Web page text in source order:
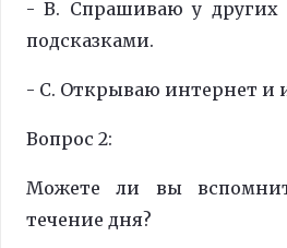
- B. Спрашиваю у
подсказками.
- C. Открываю интернет и
Вопрос 2:
Можете ли вы
течение дня?